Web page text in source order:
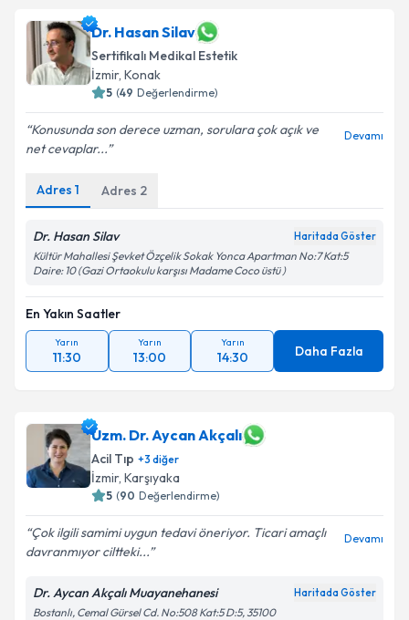
Dr. Hasan Silav
Sertifikalı Medikal Estetik
İzmir, Konak
5 (49 Değerlendirme)
Konusunda son derece uzman, sorulara çok açık ve
net cevaplar...
Devamı
Adres 1 Adres 2
Dr. Hasan Silav Haritada Göster
Kültür Mahallesi Şevket Özçelik Sokak Yonca Apartman No:7 Kat:5
Daire: 10 (Gazi Ortaokulu karşısı Madame Coco üstü )
En Yakın Saatler
Yarın
11:30
Yarın
13:00
Yarın
14:30 Daha Fazla
Uzm. Dr. Aycan Akçalı
Acil Tıp +3 diğer
İzmir, Karşıyaka
5 (90 Değerlendirme)
Çok ilgili samimi uygun tedavi öneriyor. Ticari amaçlı
davranmıyor ciltteki...
Devamı
Dr. Aycan Akçalı Muayanehanesi Haritada Göster
Bostanlı, Cemal Gürsel Cd. No:508 Kat:5 D:5, 35100